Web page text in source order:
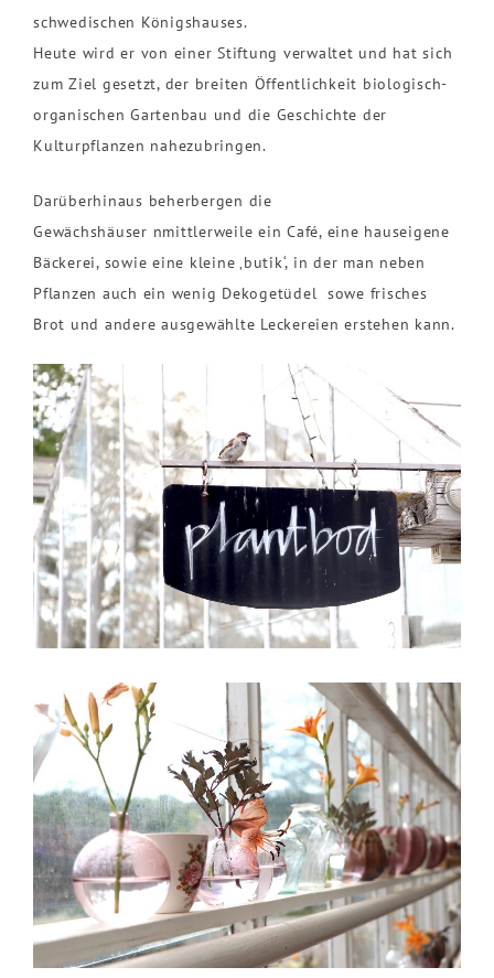
schwedischen Königshauses.
Heute wird er von einer Stiftung verwaltet und hat sich
zum Ziel gesetzt, der breiten Öffentlichkeit biologisch-
organischen Gartenbau und die Geschichte der
Kulturpflanzen nahezubringen.
Darüberhinaus beherbergen die
Gewächshäuser nmittlerweile ein Café, eine hauseigene
Bäckerei, sowie eine kleine ‚butik‘, in der man neben
Pflanzen auch ein wenig Dekogetüdel sowe frisches
Brot und andere ausgewählte Leckereien erstehen kann.